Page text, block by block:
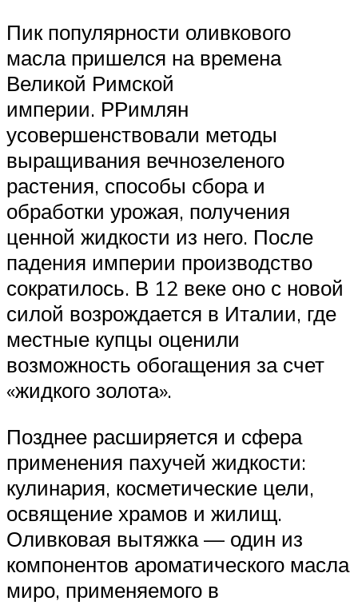
Пик популярности оливкового
масла пришелся на времена
Великой Римской
империи. РРимлян
усовершенствовали методы
выращивания вечнозеленого
растения, способы сбора и
обработки урожая, получения
ценной жидкости из него. После
падения империи производство
сократилось. В 12 веке оно с новой
силой возрождается в Италии, где
местные купцы оценили
возможность обогащения за счет
«жидкого золота».
Позднее расширяется и сфера
применения пахучей жидкости:
кулинария, косметические цели,
освящение храмов и жилищ.
Оливковая вытяжка — один из
компонентов ароматического масла
миро, применяемого в